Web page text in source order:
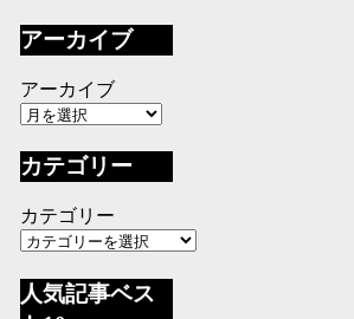
アーカイブ
アーカイブ
カテゴリー
カテゴリー
人気記事ベス